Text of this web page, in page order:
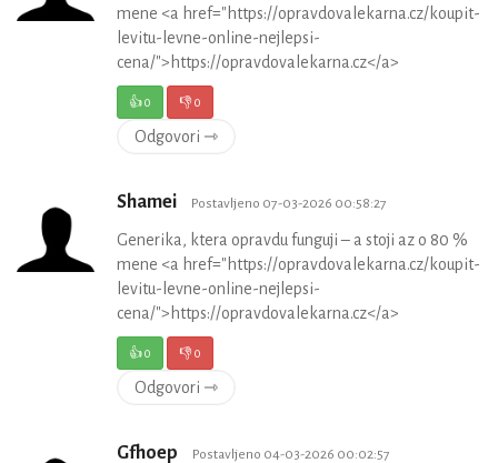
mene <a href="https://opravdovalekarna.cz/koupit-
levitu-levne-online-nejlepsi-
cena/">https://opravdovalekarna.cz</a>
👍0 👎0
Odgovori ⇾
Shamei Postavljeno 07-03-2026 00:58:27
Generika, ktera opravdu funguji – a stoji az o 80 %
mene <a href="https://opravdovalekarna.cz/koupit-
levitu-levne-online-nejlepsi-
cena/">https://opravdovalekarna.cz</a>
👍0 👎0
Odgovori ⇾
Gfhoep Postavljeno 04-03-2026 00:02:57